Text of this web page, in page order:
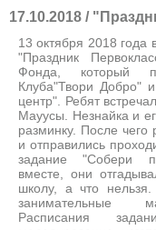
17.10.2018 /
13 октября 2018
"Праздник
Фонда, который
Клуба"Твори Добро"
центр". Ребят
Мауусы. Незнайка и
разминку. После
и отправились
задание "Собери
вместе, они
школу, а что
занимательные
Расписания